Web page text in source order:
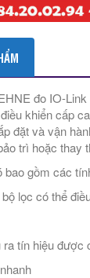
đo IO-
khiển cấp
đặt và vận
trì hoặc thay
gồm các
lọc có thể
ra tín hiệu được